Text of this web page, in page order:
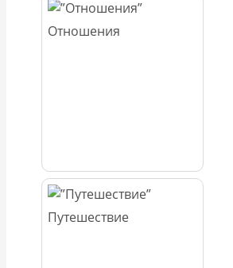
Отношения
Путешествие